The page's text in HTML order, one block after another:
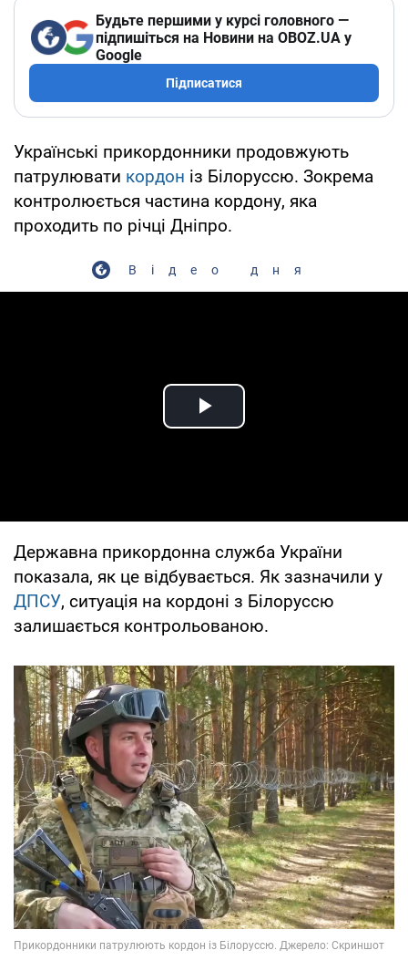
Будьте першими у курсі головного —
підпишіться на Новини на OBOZ.UA у
Google
Підписатися
Українські прикордонники продовжують
патрулювати кордон із Білоруссю. Зокрема
контролюється частина кордону, яка
проходить по річці Дніпро.
Відео дня
Play Video
Державна прикордонна служба України
показала, як це відбувається. Як зазначили у
ДПСУ, ситуація на кордоні з Білоруссю
залишається контрольованою.